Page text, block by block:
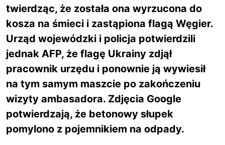
twierdząc, że została ona wyrzucona do
kosza na śmieci i zastąpiona flagą Węgier.
Urząd wojewódzki i policja potwierdzili
jednak AFP, że flagę Ukrainy zdjął
pracownik urzędu i ponownie ją wywiesił
na tym samym maszcie po zakończeniu
wizyty ambasadora. Zdjęcia Google
potwierdzają, że betonowy słupek
pomylono z pojemnikiem na odpady.